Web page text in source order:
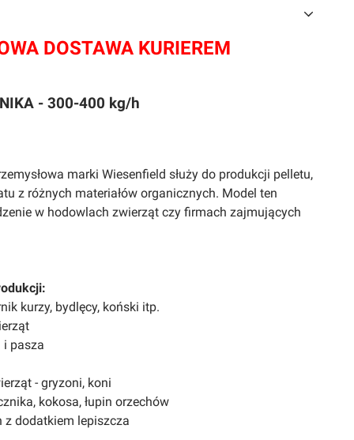
DOSTAWA KURIEREM
- 300-400 kg/h
marki Wiesenfield służy do produkcji pelletu,
z różnych materiałów organicznych. Model ten
w hodowlach zwierząt czy firmach zajmujących
kurzy, bydlęcy, koński itp.
i pasza
- gryzoni, koni
kokosa, łupin orzechów
z dodatkiem lepiszcza